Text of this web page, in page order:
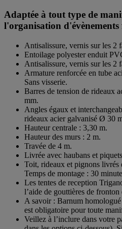
Adaptée à tout type de
l'organisation d'évènements
Antisalissure, vernis sur les 2
Entoilage polyester enduit
Antisalissure, vernis sur les 2
Armature renforcée en tube
Sans visserie.
Barres de tension de rideaux
mm.
Angles égaux et
rideaux acier galvanisé Ø 30
Hauteur centrale : 3,30 m.
Hauteur des murs : 2 m.
Travée de 4 m.
Livrée avec haubans et
Toit, rideaux et pignons livrés
Temps de montage : 30
Les tentes de reception
l’aide de gouttières de
A savoir : Barnum
est obligatoire pour toute
Veillez à l’inclure dans votre